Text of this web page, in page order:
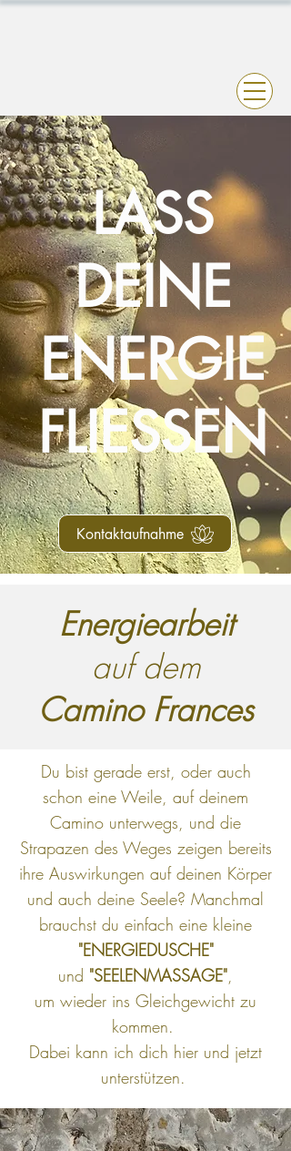
LASS
DEINE
ENERGIE
FLIESSEN
Kontaktaufnahme
Energiearbeit
auf dem
Camino Frances
Du bist gerade erst, oder auch
schon eine Weile, auf deinem
Camino unterwegs, und die
Strapazen des Weges zeigen bereits
ihre Auswirkungen auf deinen Körper
und auch deine Seele? Manchmal
brauchst du einfach eine kleine
"ENERGIEDUSCHE"
und "SEELENMASSAGE",
um wieder ins Gleichgewicht zu
kommen.
Dabei kann ich dich hier und jetzt
unterstützen.